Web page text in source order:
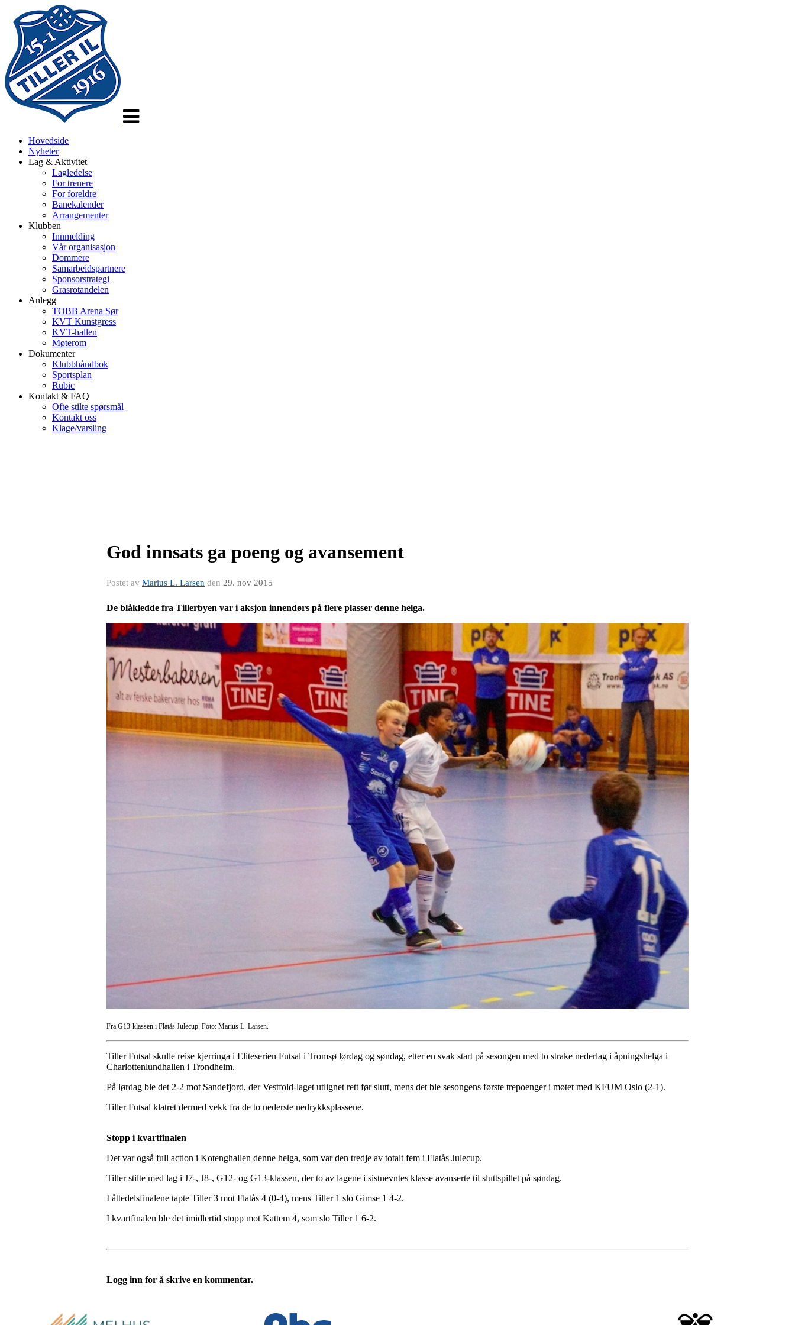
Hovedside
Nyheter
Lag & Aktivitet
Lagledelse
For trenere
For foreldre
Banekalender
Arrangementer
Klubben
Innmelding
Vår organisasjon
Dommere
Samarbeidspartnere
Sponsorstrategi
Grasrotandelen
Anlegg
TOBB Arena Sør
KVT Kunstgress
KVT-hallen
Møterom
Dokumenter
Klubbhåndbok
Sportsplan
Rubic
Kontakt & FAQ
Ofte stilte spørsmål
Kontakt oss
Klage/varsling
God innsats ga poeng og avansement
Postet av Marius L. Larsen den 29. nov 2015
De blåkledde fra Tillerbyen var i aksjon innendørs på flere plasser denne helga.
Fra G13-klassen i Flatås Julecup. Foto: Marius L. Larsen.
Tiller Futsal skulle reise kjerringa i Eliteserien Futsal i Tromsø lørdag og søndag, etter en svak start på sesongen med to strake nederlag i åpningshelga i
Charlottenlundhallen i Trondheim.
På lørdag ble det 2-2 mot Sandefjord, der Vestfold-laget utlignet rett før slutt, mens det ble sesongens første trepoenger i møtet med KFUM Oslo (2-1).
Tiller Futsal klatret dermed vekk fra de to nederste nedrykksplassene.
Stopp i kvartfinalen
Det var også full action i Kotenghallen denne helga, som var den tredje av totalt fem i Flatås Julecup.
Tiller stilte med lag i J7-, J8-, G12- og G13-klassen, der to av lagene i sistnevntes klasse avanserte til sluttspillet på søndag.
I åttedelsfinalene tapte Tiller 3 mot Flatås 4 (0-4), mens Tiller 1 slo Gimse 1 4-2.
I kvartfinalen ble det imidlertid stopp mot Kattem 4, som slo Tiller 1 6-2.
Logg inn for å skrive en kommentar.